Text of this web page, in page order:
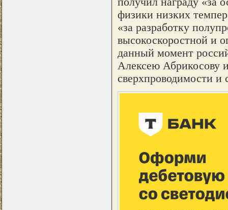
физики низких
«за разработку
высокоскоростной и
данный момент
Алексею Абрикосову
сверхпроводимости и